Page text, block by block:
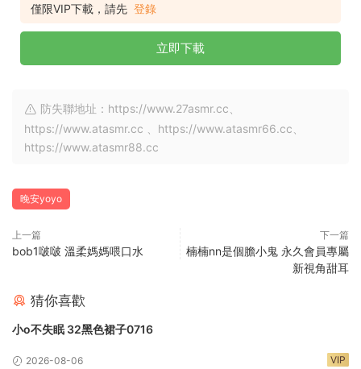
僅限VIP下載，請先 登錄
立即下載
防失聯地址：https://www.27asmr.cc、
https://www.atasmr.cc 、https://www.atasmr66.cc、
https://www.atasmr88.cc
晚安yoyo
上一篇
bob1啵啵 溫柔媽媽喂口水
下一篇
楠楠nn是個膽小鬼 永久會員專屬
新視角甜耳
猜你喜歡
小o不失眠 32黑色裙子0716
2026-08-06 VIP